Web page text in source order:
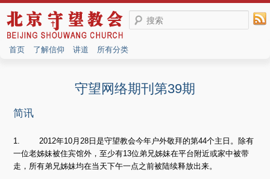
搜索
首页 了解信仰 讲道 所有分类
守望网络期刊第39期
简讯
1. 2012年10月28日是守望教会今年户外敬拜的第44个主日。除有
一位老姊妹被住宾馆外，至少有13位弟兄姊妹在平台附近或家中被带
走，所有弟兄姊妹均在当天下午一点之前被陆续释放出来。